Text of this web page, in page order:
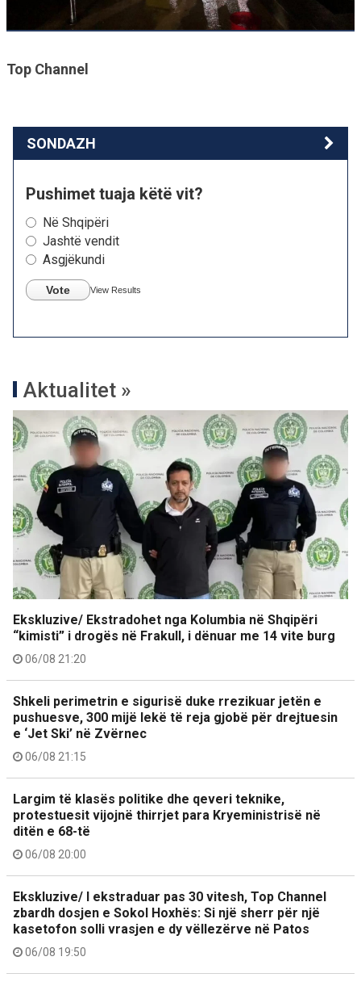
Top Channel
SONDAZH
Pushimet tuaja këtë vit?
Në Shqipëri
Jashtë vendit
Asgjëkundi
Vote View Results
Aktualitet »
Ekskluzive/ Ekstradohet nga Kolumbia në Shqipëri
“kimisti” i drogës në Frakull, i dënuar me 14 vite burg
06/08 21:20
Shkeli perimetrin e sigurisë duke rrezikuar jetën e
pushuesve, 300 mijë lekë të reja gjobë për drejtuesin
e ‘Jet Ski’ në Zvërnec
06/08 21:15
Largim të klasës politike dhe qeveri teknike,
protestuesit vijojnë thirrjet para Kryeministrisë në
ditën e 68-të
06/08 20:00
Ekskluzive/ I ekstraduar pas 30 vitesh, Top Channel
zbardh dosjen e Sokol Hoxhës: Si një sherr për një
kasetofon solli vrasjen e dy vëllezërve në Patos
06/08 19:50